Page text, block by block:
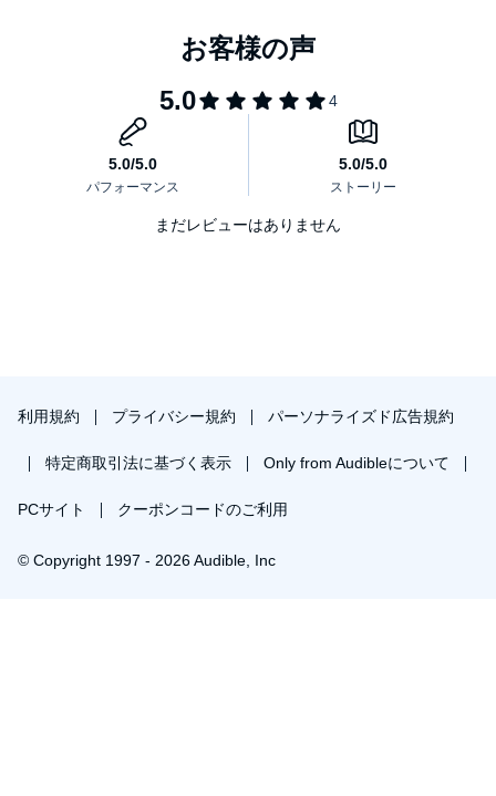
まだレビューはありません
利用規約 プライバシー規約 パーソナライズド広告規約
特定商取引法に基づく表示 Only from Audibleについて
PCサイト クーポンコードのご利用
© Copyright 1997 - 2026 Audible, Inc